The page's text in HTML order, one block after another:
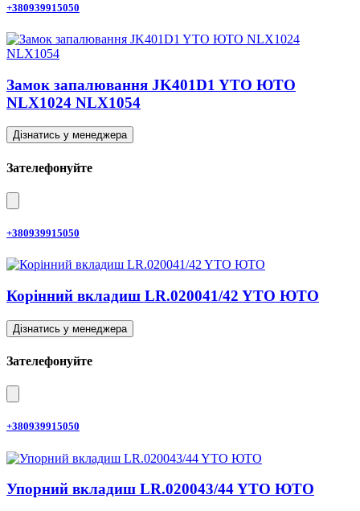
+380939915050
Замок запалювання JK401D1 YTO ЮТО
NLX1024 NLX1054
Дізнатись у менеджера
Зателефонуйте
+380939915050
Корінний вкладиш LR.020041/42 YTO ЮТО
Дізнатись у менеджера
Зателефонуйте
+380939915050
Упорний вкладиш LR.020043/44 YTO ЮТО